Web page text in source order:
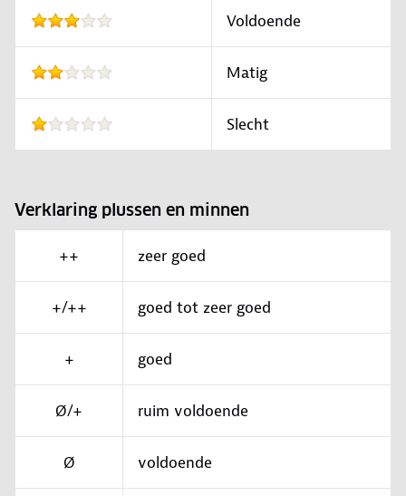
Voldoende
Matig
Slecht
Verklaring plussen en minnen
++ zeer goed
+/++ goed tot zeer goed
+ goed
Ø/+ ruim voldoende
Ø voldoende